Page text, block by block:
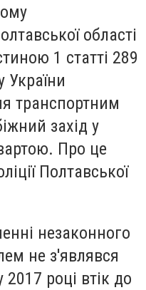
області
1 статті 289
України
транспортним
захід у
Про це
Полтавської
незаконного
не з'являвся
2017 році втік до